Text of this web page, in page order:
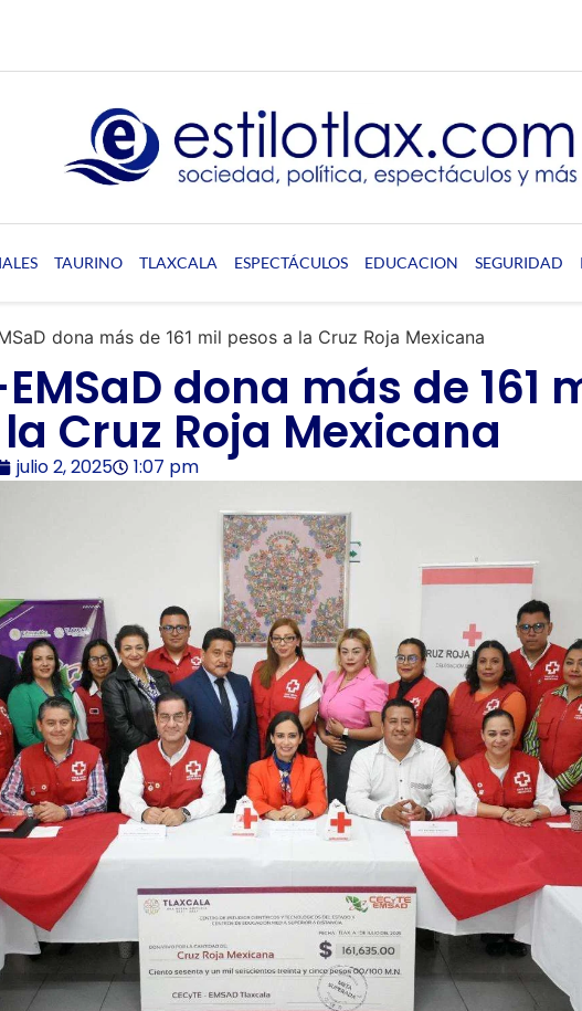
TAURINO TLAXCALA ESPECTÁCULOS EDUCACION SEGURIDAD
dona más de 161 mil pesos a la Cruz Roja Mexicana
EMSaD dona más de 161
Cruz Roja Mexicana
julio 2, 2025 1:07 pm